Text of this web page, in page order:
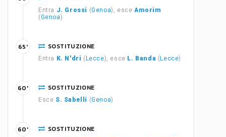
Entra J. Grossi (Genoa), esceAmorim
(Genoa)
SOSTITUZIONE
Entra K. N'dri ( Lecce), esce L. Banda ( Lecce)
65'
SOSTITUZIONE
Esce S. Sabelli (Genoa)
60'
SOSTITUZIONE
60'